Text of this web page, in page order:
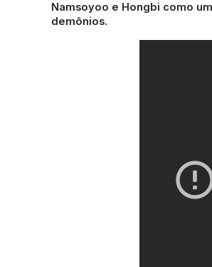
Namsoyoo e Hongbi como
demônios.